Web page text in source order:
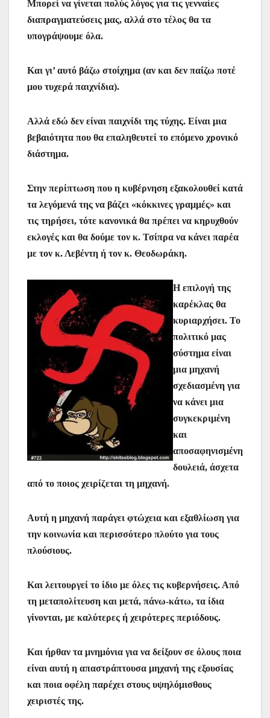
Μπορεί να γίνεται πολύς λόγος για τις γενναίες
διαπραγματεύσεις μας, αλλά στο τέλος θα τα
υπογράψουμε όλα.
Και γι’ αυτό βάζω στοίχημα (αν και δεν παίζω ποτέ
μου τυχερά παιχνίδια).
Αλλά εδώ δεν είναι παιχνίδι της τύχης. Είναι μια
βεβαιότητα που θα επαληθευτεί το επόμενο χρονικό
διάστημα.
Στην περίπτωση που η κυβέρνηση εξακολουθεί κατά
τα λεγόμενά της να βάζει «κόκκινες γραμμές» και
τις τηρήσει, τότε κανονικά θα πρέπει να κηρυχθούν
εκλογές και θα δούμε τον κ. Τσίπρα να κάνει παρέα
με τον κ. Λεβέντη ή τον κ. Θεοδωράκη.
Η επιλογή της
καρέκλας θα
κυριαρχήσει. Το
πολιτικό μας
σύστημα είναι
μια μηχανή
σχεδιασμένη για
να κάνει μια
συγκεκριμένη
και
αποσαφηνισμένη
δουλειά, άσχετα
από το ποιος χειρίζεται τη μηχανή.
Αυτή η μηχανή παράγει φτώχεια και εξαθλίωση για
την κοινωνία και περισσότερο πλούτο για τους
πλούσιους.
Και λειτουργεί το ίδιο με όλες τις κυβερνήσεις. Από
τη μεταπολίτευση και μετά, πάνω-κάτω, τα ίδια
γίνονται, με καλύτερες ή χειρότερες περιόδους.
Και ήρθαν τα μνημόνια για να δείξουν σε όλους ποια
είναι αυτή η απαστράπτουσα μηχανή της εξουσίας
και ποια οφέλη παρέχει στους υψηλόμισθους
χειριστές της.